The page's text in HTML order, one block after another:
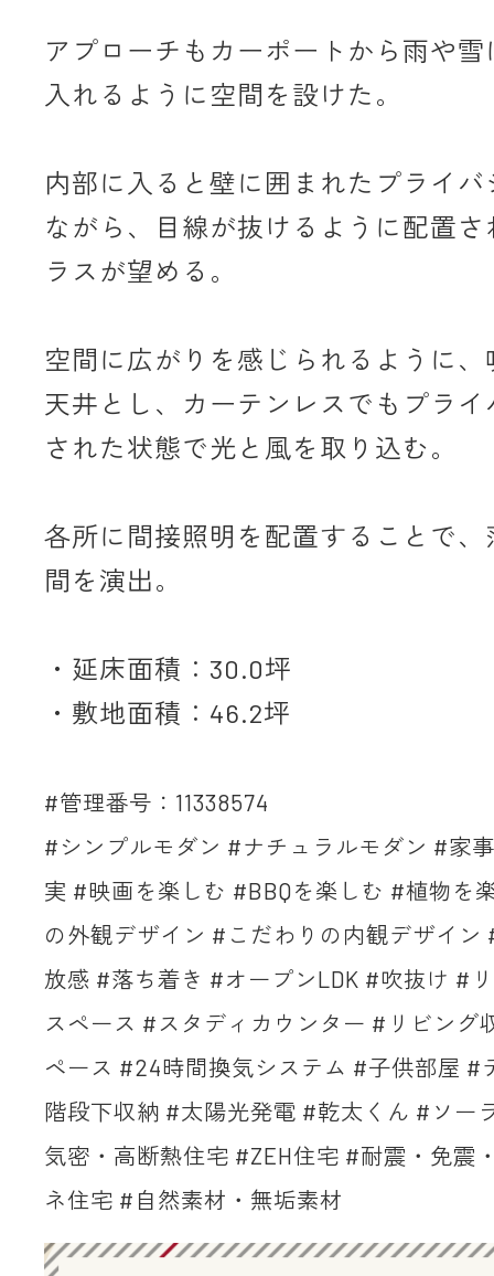
アプローチもカーポートから雨や
入れるように空間を設けた。
内部に入ると壁に囲まれたプライ
ながら、目線が抜けるように配置
ラスが望める。
空間に広がりを感じられるように
天井とし、カーテンレスでもプラ
された状態で光と風を取り込む。
各所に間接照明を配置することで
間を演出。
・延床面積：30.0坪
・敷地面積：46.2坪
#管理番号：11338574
#シンプルモダン #ナチュラルモダン #家
実 #映画を楽しむ #BBQを楽しむ #植物を
の外観デザイン #こだわりの内観デザイン
放感 #落ち着き #オープンLDK #吹抜け #
スペース #スタディカウンター #リビング
ペース #24時間換気システム #子供部屋 #
階段下収納 #太陽光発電 #乾太くん #ソー
気密・高断熱住宅 #ZEH住宅 #耐震・免震
ネ住宅 #自然素材・無垢素材